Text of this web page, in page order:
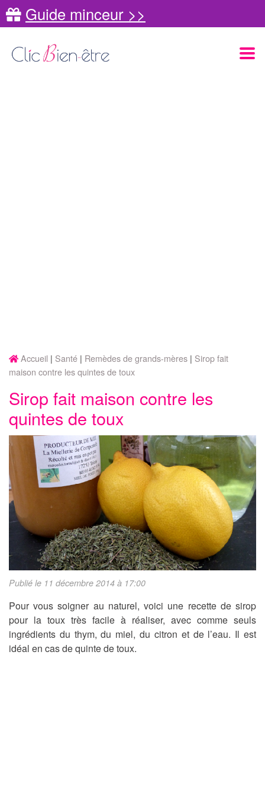
Guide minceur >>
Accueil Santé Remèdes de grands-mères
Sirop fait
maison contre les quintes de toux
Sirop fait maison contre les
quintes de toux
Publié le 11 décembre 2014 à 17:00
Pour vous soigner au naturel, voici une recette de sirop
pour la toux très facile à réaliser, avec comme seuls
ingrédients du thym, du miel, du citron et de l’eau. Il est
idéal en cas de quinte de toux.